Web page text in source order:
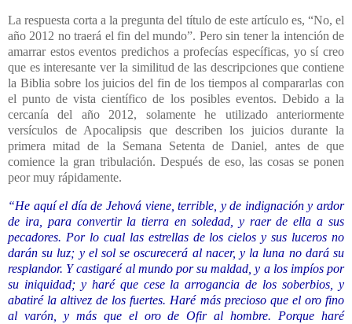
La respuesta corta a la pregunta del título de este artículo es, “No, el
año 2012 no traerá el fin del mundo”. Pero sin tener la intención de
amarrar estos eventos predichos a profecías específicas, yo sí creo
que es interesante ver la similitud de las descripciones que contiene
la Biblia sobre los juicios del fin de los tiempos al compararlas con
el punto de vista científico de los posibles eventos. Debido a la
cercanía del año 2012, solamente he utilizado anteriormente
versículos de Apocalipsis que describen los juicios durante la
primera mitad de la Semana Setenta de Daniel, antes de que
comience la gran tribulación. Después de eso, las cosas se ponen
peor muy rápidamente.
“He aquí el día de Jehová viene, terrible, y de indignación y ardor
de ira, para convertir la tierra en soledad, y raer de ella a sus
pecadores. Por lo cual las estrellas de los cielos y sus luceros no
darán su luz; y el sol se oscurecerá al nacer, y la luna no dará su
resplandor. Y castigaré al mundo por su maldad, y a los impíos por
su iniquidad; y haré que cese la arrogancia de los soberbios, y
abatiré la altivez de los fuertes. Haré más precioso que el oro fino
al varón, y más que el oro de Ofir al hombre. Porque haré